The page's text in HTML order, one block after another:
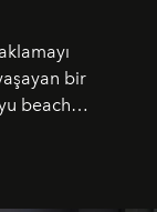
bir
beach